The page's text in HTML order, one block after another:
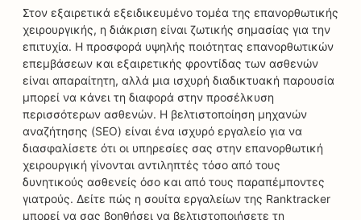
Στον εξαιρετικά εξειδικευμένο τομέα της επανορθωτικής
χειρουργικής, η διάκριση είναι ζωτικής σημασίας για την
επιτυχία. Η προσφορά υψηλής ποιότητας επανορθωτικών
επεμβάσεων και εξαιρετικής φροντίδας των ασθενών
είναι απαραίτητη, αλλά μια ισχυρή διαδικτυακή παρουσία
μπορεί να κάνει τη διαφορά στην προσέλκυση
περισσότερων ασθενών. Η βελτιστοποίηση μηχανών
αναζήτησης (SEO) είναι ένα ισχυρό εργαλείο για να
διασφαλίσετε ότι οι υπηρεσίες σας στην επανορθωτική
χειρουργική γίνονται αντιληπτές τόσο από τους
δυνητικούς ασθενείς όσο και από τους παραπέμποντες
γιατρούς. Δείτε πώς η σουίτα εργαλείων της Ranktracker
μπορεί να σας βοηθήσει να βελτιστοποιήσετε τη